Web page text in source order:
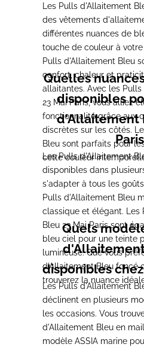
Les Pulls d'Allaitement
des vêtements
différentes nuances de
touche de couleur à
Pulls d'Allaitement Bleu
confort, chaleur et
allaitantes. Avec les
23 Mai Paris, vous alliez
fonctionnalité grâce aux
discrètes sur les côtés.
Bleu sont parfaits pour
cette couleur
Quelles
disponibles
d'Allaitement
Les Pulls d'Allaitement
disponibles dans
s'adapter à tous les
Pulls d'Allaitement Bleu
classique et élégant. Les
Bleu 23 Mai Paris sont
bleu ciel pour une teinte
lumineuse. Que vous
d'Allaitement Bleu foncé
trouverez la nuance
Quels
disponibles chez
Les Pulls d'Allaitement
déclinent en plusieurs
les occasions. Vous
d'Allaitement Bleu en
modèle ASSIA marine